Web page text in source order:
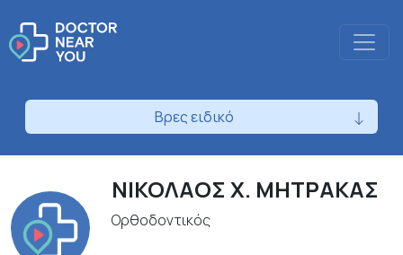
Βρες ειδικό
ΝΙΚΟΛΑΟΣ Χ. ΜΗΤΡΑΚΑΣ
Ορθοδοντικός